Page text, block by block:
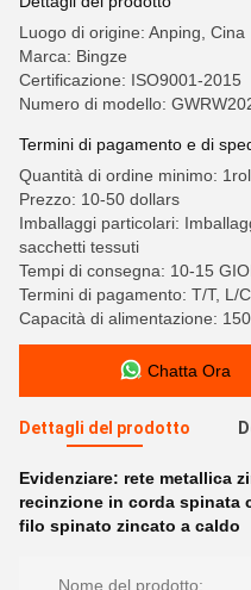
Luogo di origine: Anping, Cina
Marca: Bingze
Certificazione: ISO9001-2015
Numero di modello:
Termini di pagamento e di
Quantità di ordine minimo:
Prezzo: 10-50 dollars
Imballaggi particolari:
sacchetti tessuti
Tempi di consegna: 10-15
Termini di pagamento: T/T, L/
Capacità di alimentazione:
Chatta Ora
Dettagli del prodotto
Evidenziare: rete metallica
recinzione in corda spinata
filo spinato zincato a caldo
Nome del prodotto: